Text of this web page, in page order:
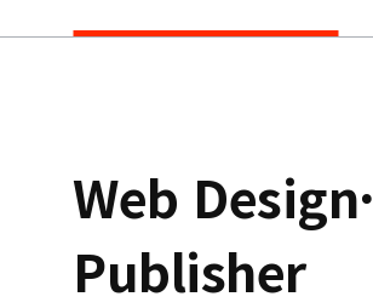
Web Design·
Publisher